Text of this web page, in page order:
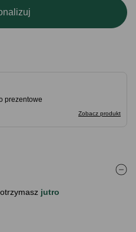
prezentowe
Zobacz produkt
jutro